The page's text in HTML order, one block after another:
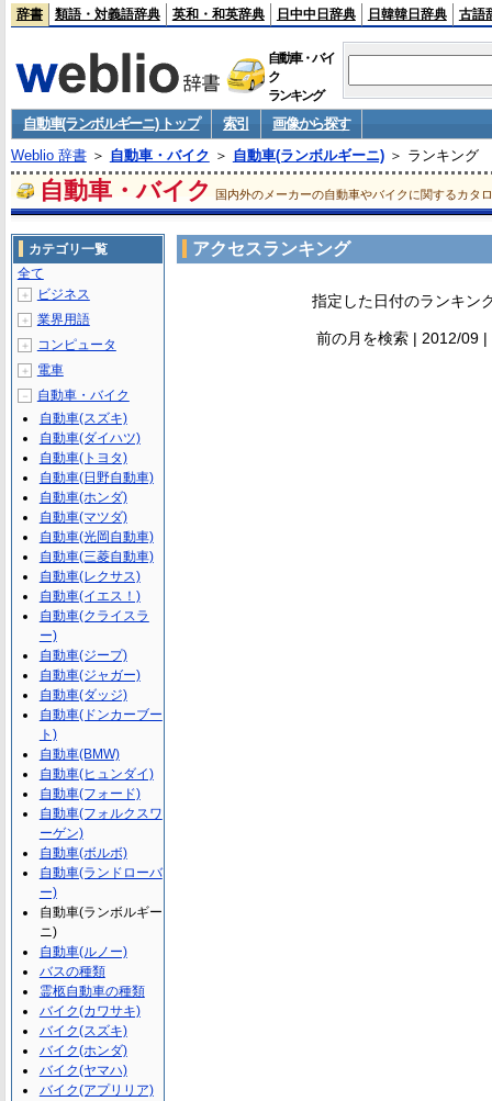
辞書 類語・対義語辞典 英和・和英辞典 日中中日辞典 日韓韓日辞典 古語
自動車・バイ
ク
ランキング
自動車(ランボルギーニ) トップ 索引
画像から探す
Weblio 辞書＞ 自動車・バイク ＞ 自動車(ランボルギーニ)＞ ランキング
自動車・バイク 国内外のメーカーの自動車やバイクに関するカタ
アクセスランキング
指定した日付のランキン
前の月を検索 | 2012/09 |
カテゴリ一覧
全て
＋ ビジネス
＋ 業界用語
＋ コンピュータ
＋ 電車
－
自動車・バイク
自動車(スズキ)
自動車(ダイハツ)
自動車(トヨタ)
自動車(日野自動車)
自動車(ホンダ)
自動車(マツダ)
自動車(光岡自動車)
自動車(三菱自動車)
自動車(レクサス)
自動車(イエス！)
自動車(クライスラ
ー)
自動車(ジープ)
自動車(ジャガー)
自動車(ダッジ)
自動車(ドンカーブー
ト)
自動車(BMW)
自動車(ヒュンダイ)
自動車(フォード)
自動車(フォルクスワ
ーゲン)
自動車(ボルボ)
自動車(ランドローバ
ー)
自動車(ランボルギー
ニ)
自動車(ルノー)
バスの種類
霊柩自動車の種類
バイク(カワサキ)
バイク(スズキ)
バイク(ホンダ)
バイク(ヤマハ)
バイク(アプリリア)